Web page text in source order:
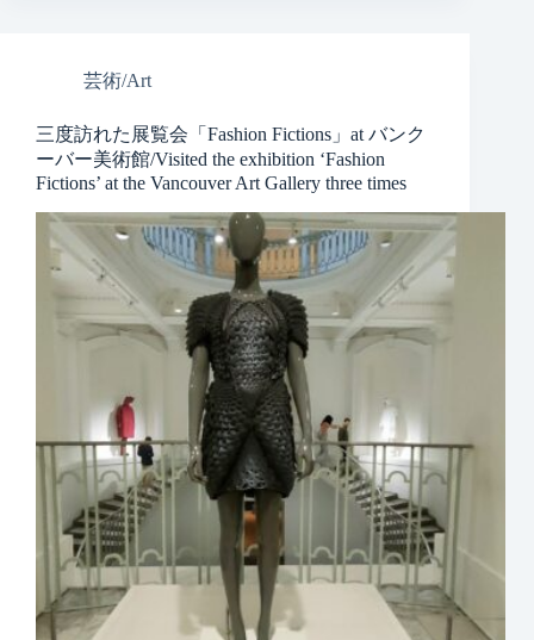
芸術/Art
三度訪れた展覧会「Fashion Fictions」at バンク
ーバー美術館/Visited the exhibition ‘Fashion
Fictions’ at the Vancouver Art Gallery three times